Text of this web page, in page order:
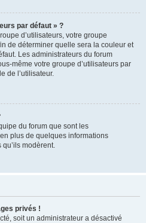
par défaut » ?
d’utilisateurs, votre groupe
de déterminer quelle sera la couleur et
Les administrateurs du forum
même votre groupe d’utilisateurs par
de l’utilisateur.
du forum que sont les
plus de quelques informations
modèrent.
privés !
soit un administrateur a désactivé